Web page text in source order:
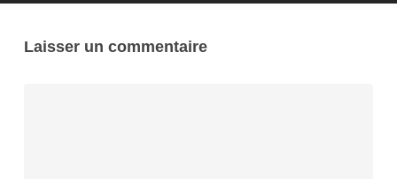
Laisser un commentaire